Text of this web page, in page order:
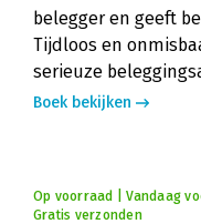
belegger en geeft
Tijdloos en
serieuze
Boek bekijken
Op voorraad | Vandaag
Gratis verzonden